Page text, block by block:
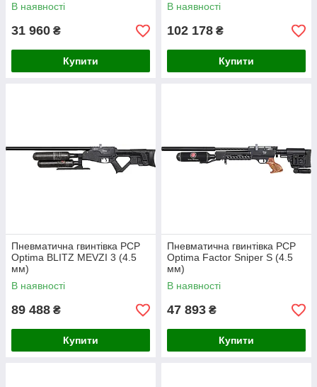
В наявності
31 960 ₴
Купити
В наявності
102 178 ₴
Купити
Пневматична гвинтівка PCP
Optima BLITZ MEVZI 3 (4.5
мм)
В наявності
89 488 ₴
Купити
Пневматична гвинтівка PCP
Optima Factor Sniper S (4.5
мм)
В наявності
47 893 ₴
Купити